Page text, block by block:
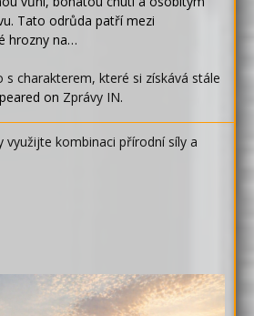
Tato odrůda patří mezi
hrozny na…
s charakterem, které si získává stále
on Zprávy IN.
využijte kombinaci přírodní síly a